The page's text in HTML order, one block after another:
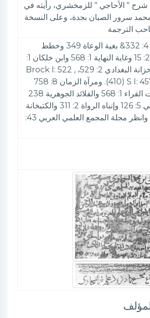
" الأحاجي " للزمخشري، رأيته في
سرور الصبان بجدة، وعلى النسخة
الترجمة
الأعلام 4: 332& بغية الوعاة 349 وخطط
مبارك 2: 15 وغاية النهاية 1: 568 وابن خلكان 1:
345 وخزانة البغدادي 2: 529، , Brock I: 522
(410) S I: 457, 727. ومرآة الزمان 8: 758
وطبقات القراء 1: 568 والقلائد الجوهرية 238
والسبكي 5: 126 وإنباه الرواة 2: 311 والكتبخانة
7: 566 وانظر مجلة المجمع العلمي العربي 43: